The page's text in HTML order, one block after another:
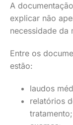
A
explicar não
necessidade da
Entre os
estão:
laudos
relatórios
tratamento;